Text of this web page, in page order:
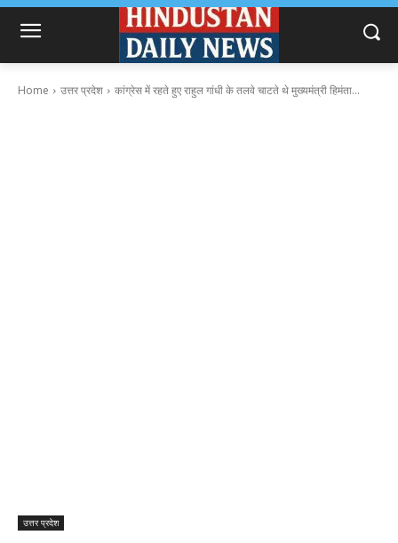
Home उत्तर प्रदेश कांग्रेस में रहते हुए राहुल गांधी के तलवे चाटते थे मुख्यमंत्री हिमंता...
उत्तर प्रदेश